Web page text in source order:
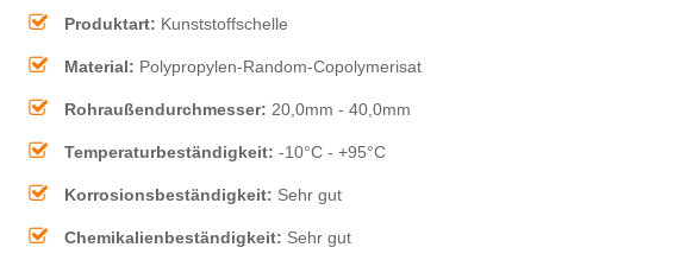
Produktart: Kunststoffschelle
Material: Polypropylen-Random-Copolymerisat
Rohraußendurchmesser: 20,0mm - 40,0mm
Temperaturbeständigkeit: -10°C - +95°C
Korrosionsbeständigkeit: Sehr gut
Chemikalienbeständigkeit: Sehr gut